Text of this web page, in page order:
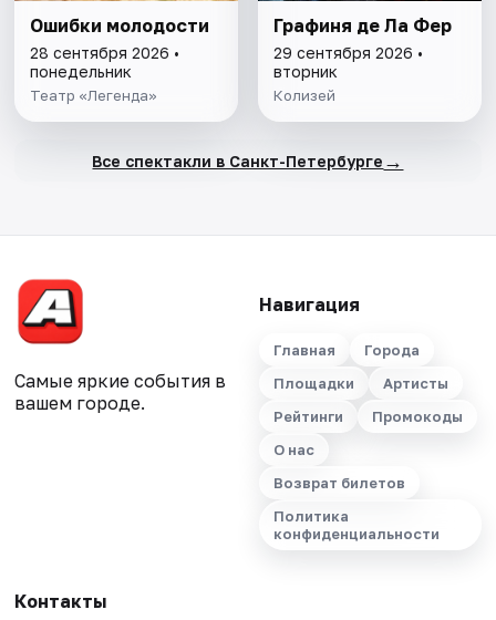
Ошибки молодости
28 сентября 2026 •
понедельник
Театр «Легенда»
Графиня де Ла Фер
29 сентября 2026 •
вторник
Колизей
Все спектакли в Санкт-Петербурге →
Самые яркие события в
вашем городе.
Навигация
Главная
Города
Площадки
Артисты
Рейтинги
Промокоды
О нас
Возврат билетов
Политика
конфиденциальности
Контакты